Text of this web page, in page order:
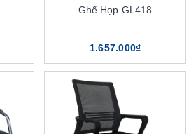
Ghế Họp GL418
1.657.000₫